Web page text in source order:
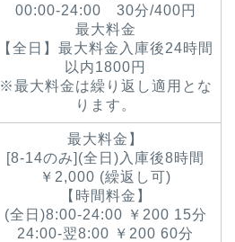
00:00-24:00 30分/400円
最大料金
【全日】最大料金入庫後24時間
以内1800円
※最大料金は繰り返し適用とな
ります。
最大料金】
[8-14のみ](全日)入庫後8時間
￥2,000 (繰返し可)
【時間料金】
(全日)8:00-24:00 ￥200 15分
24:00-翌8:00 ￥200 60分